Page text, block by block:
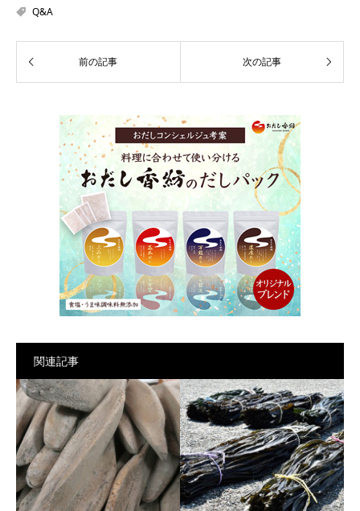
Q&A
関連記事